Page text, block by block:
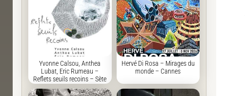
Yvonne Calsou, Anthea
Lubat, Eric Rumeau –
Reflets seuils recoins – Sète
Hervé Di Rosa – Mirages du
monde – Cannes